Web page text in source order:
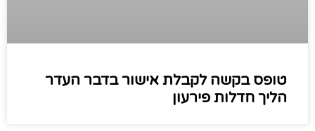
טופס בקשה לקבלת אישור בדבר העדר
הליך חדלות פירעון